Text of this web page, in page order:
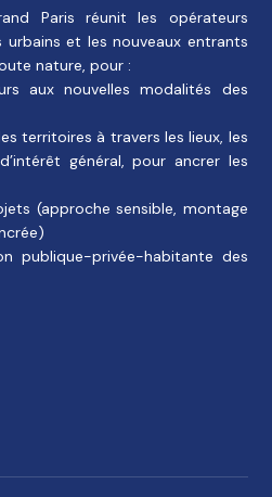
Paris réunit les opérateurs
et les nouveaux entrants
nature, pour :
aux nouvelles modalités des
territoires à travers les lieux, les
général, pour ancrer les
(approche sensible, montage
publique-privée-habitante des